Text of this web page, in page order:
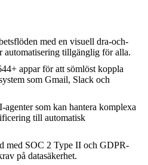
med en visuell dra-och-
automatisering tillgänglig för alla.
appar för att sömlöst koppla
som Gmail, Slack och
agenter som kan hantera komplexa
till automatisk
med SOC 2 Type II och GDPR-
på datasäkerhet.